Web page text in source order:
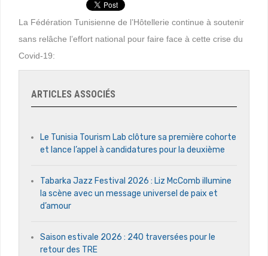
La Fédération Tunisienne de l’Hôtellerie continue à soutenir
sans relâche l’effort national pour faire face à cette crise du
Covid-19:
ARTICLES ASSOCIÉS
Le Tunisia Tourism Lab clôture sa première cohorte
et lance l’appel à candidatures pour la deuxième
Tabarka Jazz Festival 2026 : Liz McComb illumine
la scène avec un message universel de paix et
d’amour
Saison estivale 2026 : 240 traversées pour le
retour des TRE